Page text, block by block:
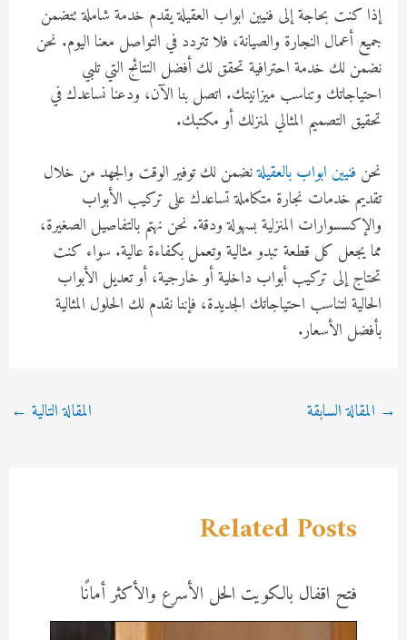
إذا كنت بحاجة إلى فنيين ابواب العقيلة يقدم خدمة شاملة تتضمن
جميع أعمال النجارة والصيانة، فلا تتردد في التواصل معنا اليوم. نحن
نضمن لك خدمة احترافية تحقق لك أفضل النتائج التي تلبي
احتياجاتك وتناسب ميزانيتك. اتصل بنا الآن، ودعنا نساعدك في
تحقيق التصميم المثالي لمنزلك أو مكتبك.
نحن فنيين ابواب بالعقيلةنضمن لك توفير الوقت والجهد من خلال
تقديم خدمات نجارة متكاملة تساعدك على تركيب الأبواب
والإكسسوارات المنزلية بسهولة ودقة. نحن نهتم بالتفاصيل الصغيرة،
مما يجعل كل قطعة تبدو مثالية وتعمل بكفاءة عالية. سواء كنت
تحتاج إلى تركيب أبواب داخلية أو خارجية، أو تعديل الأبواب
الحالية لتناسب احتياجاتك الجديدة، فإننا نقدم لك الحلول المثالية
بأفضل الأسعار.
Post
→ المقالة السابقة المقالة التالية ←
Related Posts
فتح اقفال بالكويت الحل الأسرع والأكثر أمانًا